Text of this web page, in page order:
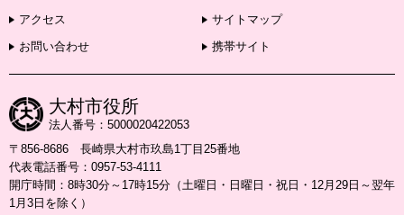
アクセス
サイトマップ
お問い合わせ
携帯サイト
大村市役所
法人番号：5000020422053
〒856-8686 長崎県大村市玖島1丁目25番地
代表電話番号：0957-53-4111
開庁時間：8時30分～17時15分（土曜日・日曜日・祝日・12月29日～翌年
1月3日を除く）